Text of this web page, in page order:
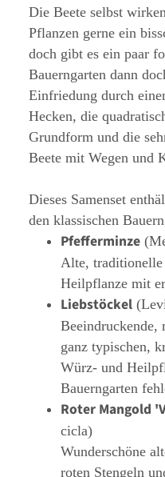
Die Beete selbst
Pflanzen gerne ein
doch gibt es ein paar
Bauerngarten dann
Einfriedung durch
Hecken, die
Grundform und die
Beete mit Wegen und
Dieses Samenset
den klassischen
Pfefferminze
Alte, traditionelle
Heilpflanze mit
Liebstöckel
Beeindruckende,
ganz typischen,
Würz- und
Bauerngarten
Roter Mangold
cicla)
Wunderschöne
roten Stengeln